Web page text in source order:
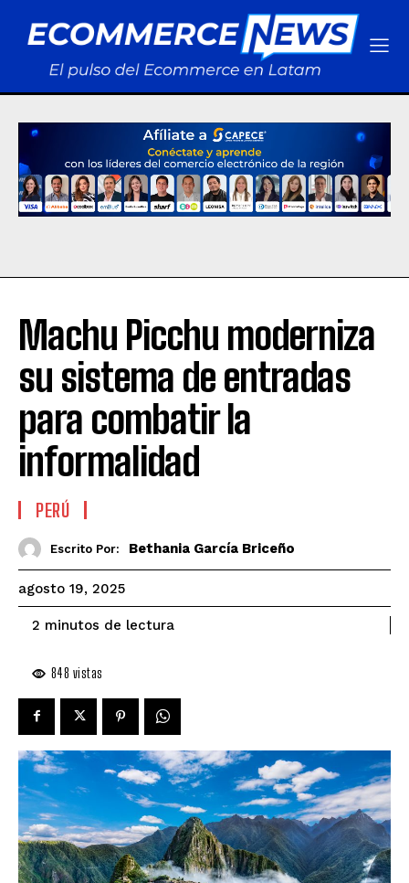
Machu Picchu moderniza
su sistema de entradas
para combatir la
informalidad
PERÚ
Escrito Por: Bethania García Briceño
agosto 19, 2025
2 minutos de lectura
848 vistas